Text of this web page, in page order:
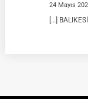
24 Mayıs
[…]